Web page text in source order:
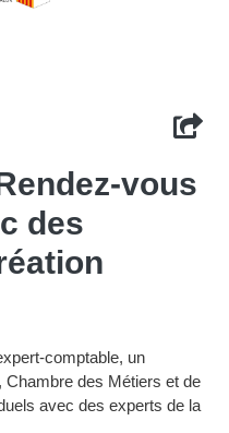
vous
des
comptable, un
des Métiers et de
avec des experts de la